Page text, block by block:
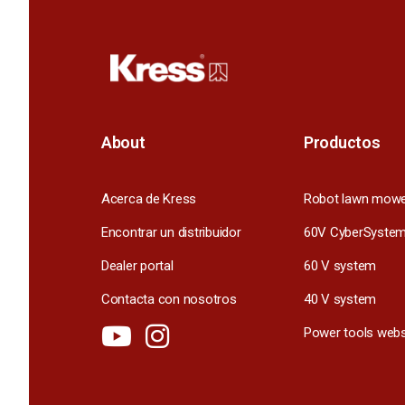
About
Acerca de Kress
Encontrar un distribuidor
Dealer portal
Contacta con nosotros
Productos
Robot lawn
60V CyberSystem
60 V system
40 V system
Power tools